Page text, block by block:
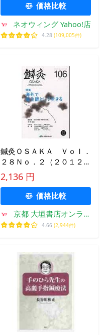
価格比較
ネオウィング Yahoo!店
4.28 (109,005件)
鍼灸ＯＳＡＫＡ Ｖｏｌ．
２８Ｎｏ．２（２０１２．
Ｓｕｍｍｅｒ） / 鍼灸ＯＳ
ＡＫＡ編集委員会／編集
2,136 円
価格比較
京都 大垣書店オンライ
ン
4.66 (2,944件)